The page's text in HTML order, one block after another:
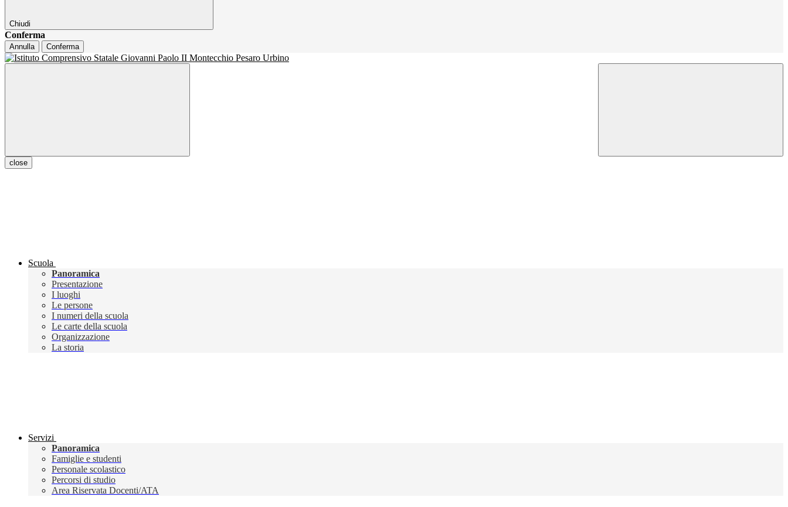
Chiudi
Conferma
Annulla Conferma
close
Scuola
Panoramica
Presentazione
I luoghi
Le persone
I numeri della scuola
Le carte della scuola
Organizzazione
La storia
Servizi
Panoramica
Famiglie e studenti
Personale scolastico
Percorsi di studio
Area Riservata Docenti/ATA